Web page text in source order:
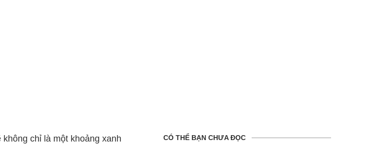
chỉ là một khoảng xanh
CÓ THỂ BẠN CHƯA ĐỌC